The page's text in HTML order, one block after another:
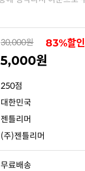
30,000원 83%할인
5,000원
250점
대한민국
젠틀리머
(주)젠틀리머
무료배송